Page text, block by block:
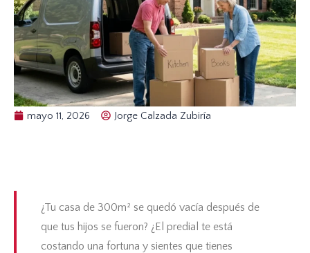
mayo 11, 2026 Jorge Calzada Zubiría
¿Tu casa de 300m² se quedó vacía después de
que tus hijos se fueron? ¿El predial te está
costando una fortuna y sientes que tienes